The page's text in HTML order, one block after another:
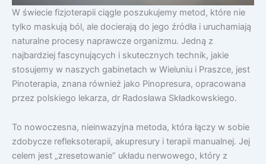
W świecie fizjoterapii ciągle poszukujemy metod, które nie
tylko maskują ból, ale docierają do jego źródła i uruchamiają
naturalne procesy naprawcze organizmu. Jedną z
najbardziej fascynujących i skutecznych technik, jakie
stosujemy w naszych gabinetach w Wieluniu i Praszce, jest
Pinoterapia, znana również jako Pinopresura, opracowana
przez polskiego lekarza, dr Radosława Składkowskiego.
To nowoczesna, nieinwazyjna metoda, która łączy w sobie
zdobycze refleksoterapii, akupresury i terapii manualnej. Jej
celem jest „zresetowanie” układu nerwowego, który z